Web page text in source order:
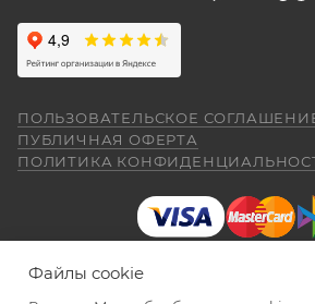
ПОЛЬЗОВАТЕЛЬСКОЕ
ПУБЛИЧНАЯ ОФЕРТА
ПОЛИТИКА
Файлы cookie